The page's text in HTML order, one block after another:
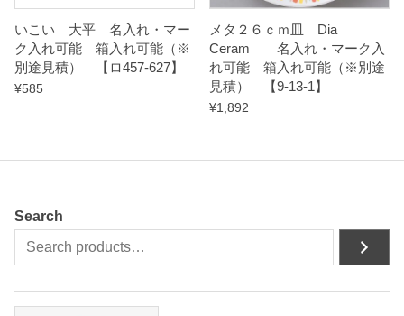
いこい 大平 名入れ・マー
ク入れ可能 箱入れ可能（※
別途見積） 【ロ457-627】
¥585
メタ２６ｃｍ皿 Dia
Ceram 名入れ・マーク入
れ可能 箱入れ可能（※別途
見積） 【9-13-1】
¥1,892
Search